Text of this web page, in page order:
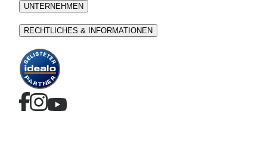
UNTERNEHMEN
RECHTLICHES & INFORMATIONEN